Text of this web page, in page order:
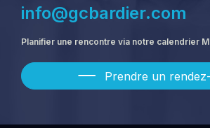
info@gcbardier.com
Planifier une rencontre via notre calendrier
Prendre un